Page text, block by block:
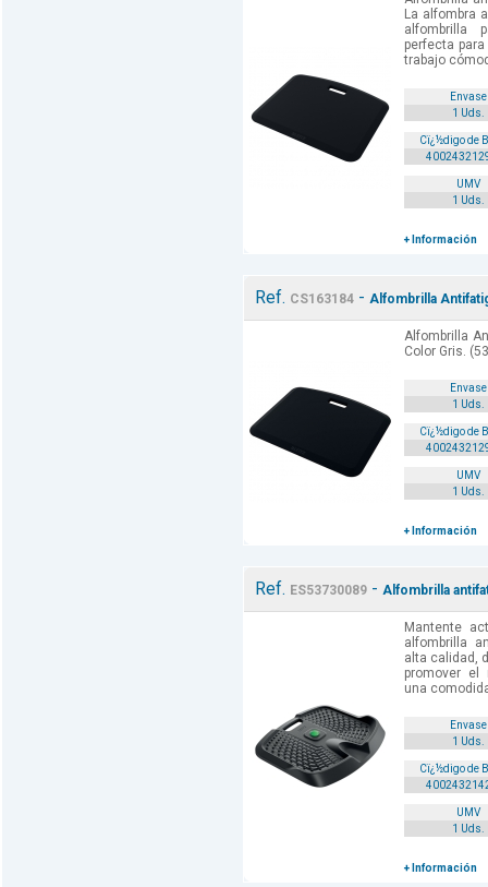
La alfombra
alfombrilla
perfecta
trabajo
Envase
1 Uds.
Cï¿½digo de
UMV
1 Uds.
+ Información
Ref. CS163184- Alfombrilla
Alfombrilla
Color Gris.
Envase
1 Uds.
Cï¿½digo de
UMV
1 Uds.
+ Información
Ref. ES53730089- Alfombrilla
Mantente
alfombrilla
alta calidad,
promover el
una
Envase
1 Uds.
Cï¿½digo de
UMV
1 Uds.
+ Información